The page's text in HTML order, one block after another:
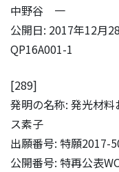
中野谷 一
公開日: 2017年12月
QP16A001-1
[289]
発明の名称: 発光材
ス素子
出願番号: 特願2017-
公開番号: 特再公表